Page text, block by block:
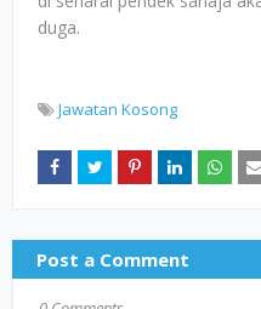
duga.
Jawatan Kosong
Post a Comment